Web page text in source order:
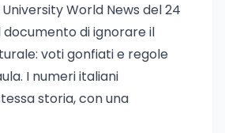
World News del 24
documento di ignorare il
voti gonfiati e regole
I numeri italiani
storia, con una